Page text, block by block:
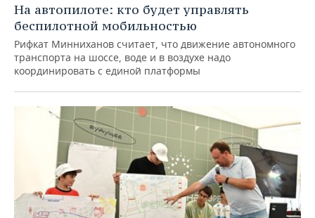
На автопилоте: кто будет управлять
беспилотной мобильностью
Рифкат Минниханов считает, что движение автономного
транспорта на шоссе, воде и в воздухе надо
координировать с единой платформы